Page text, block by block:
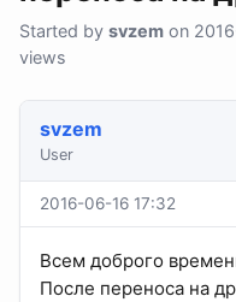
Started by svzem on
views
svzem
User
2016-06-16 17:32
Всем доброго
После переноса на